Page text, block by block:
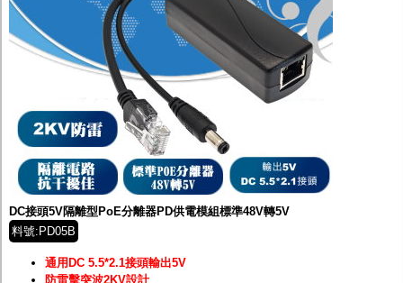
DC接頭5V隔離型PoE分離器PD供電模組標準48V轉5V
料號:PD05B
通用DC 5.5*2.1接頭輸出5V
防雷擊突波2KV設計